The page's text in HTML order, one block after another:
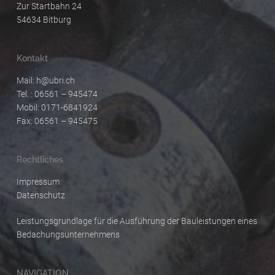
Zur Startbahn 24
54634 Bitburg
Kontakt
Mail: h@ubri.ch
Tel. : 06561 – 945474
Mobil: 0171-6841924
Fax: 06561 – 945475
Rechtliches
Impressum
Datenschutz
Leistungsgrundlage für die Ausführung der Bauleistungen eines
Bedachungsunternehmens